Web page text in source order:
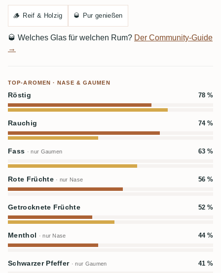
🪵 Reif & Holzig 🥃 Pur genießen
🥃 Welches Glas für welchen Rum? Der Community-Guide
→
TOP-AROMEN · NASE & GAUMEN
Röstig 78 %
Rauchig 74 %
Fass · nur Gaumen 63 %
Rote Früchte · nur Nase 56 %
Getrocknete Früchte 52 %
Menthol · nur Nase 44 %
Schwarzer Pfeffer · nur Gaumen 41 %